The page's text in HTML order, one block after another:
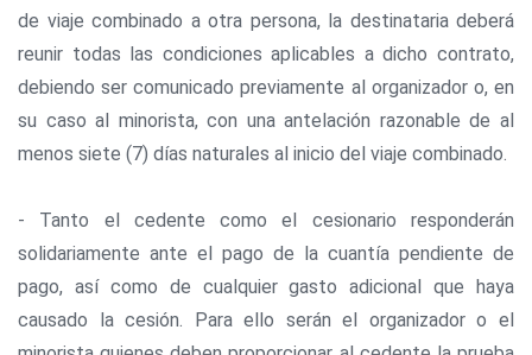
de viaje combinado a otra persona, la destinataria deberá
reunir todas las condiciones aplicables a dicho contrato,
debiendo ser comunicado previamente al organizador o, en
su caso al minorista, con una antelación razonable de al
menos siete (7) días naturales al inicio del viaje combinado.
- Tanto el cedente como el cesionario responderán
solidariamente ante el pago de la cuantía pendiente de
pago, así como de cualquier gasto adicional que haya
causado la cesión. Para ello serán el organizador o el